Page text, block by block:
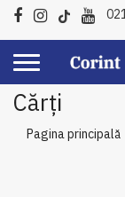
Cărți
Pagina principală